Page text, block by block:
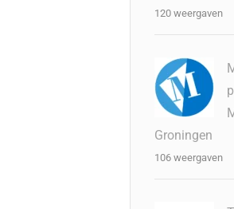
120 weergaven
Groningen
106 weergaven